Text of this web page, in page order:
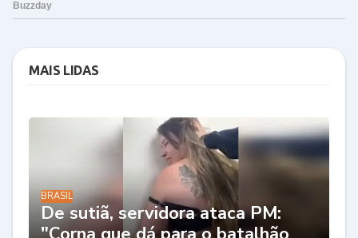
MAIS LIDAS
BRASIL
De sutiã, servidora ataca PM: